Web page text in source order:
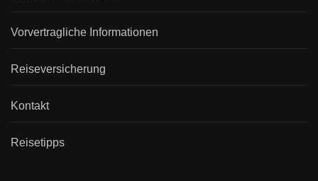
Vorvertragliche Informationen
Reiseversicherung
Kontakt
Reisetipps